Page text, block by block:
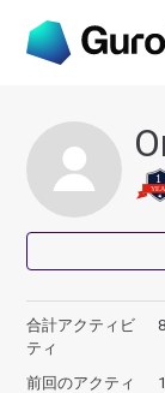
合計アクティビ
ティ
8
前回のアクティ